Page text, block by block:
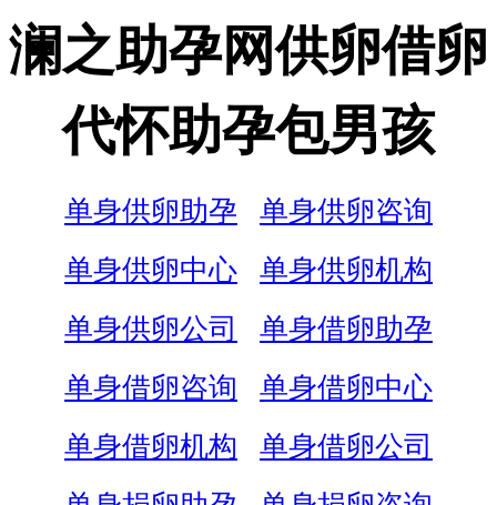
澜之助孕网供卵借卵
代怀助孕包男孩
单身供卵助孕
单身供卵咨询
单身供卵中心
单身供卵机构
单身供卵公司
单身借卵助孕
单身借卵咨询
单身借卵中心
单身借卵机构
单身借卵公司